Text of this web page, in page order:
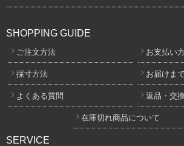
SHOPPING GUIDE
ご注文方法 お支払い
採寸方法 お届けま
よくある質問 返品・交
在庫切れ商品について
SERVICE